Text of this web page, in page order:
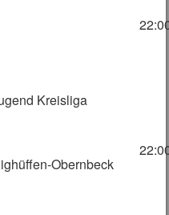
Kreisliga
Obernbeck